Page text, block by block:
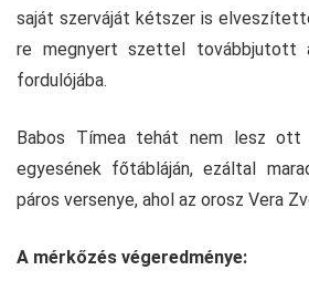
saját szerváját kétszer is
re megnyert szettel továbbjutott
fordulójába.
Babos Tímea tehát nem lesz ott
egyesének főtábláján, ezáltal
páros versenye, ahol az orosz Vera
A mérkőzés végeredménye: